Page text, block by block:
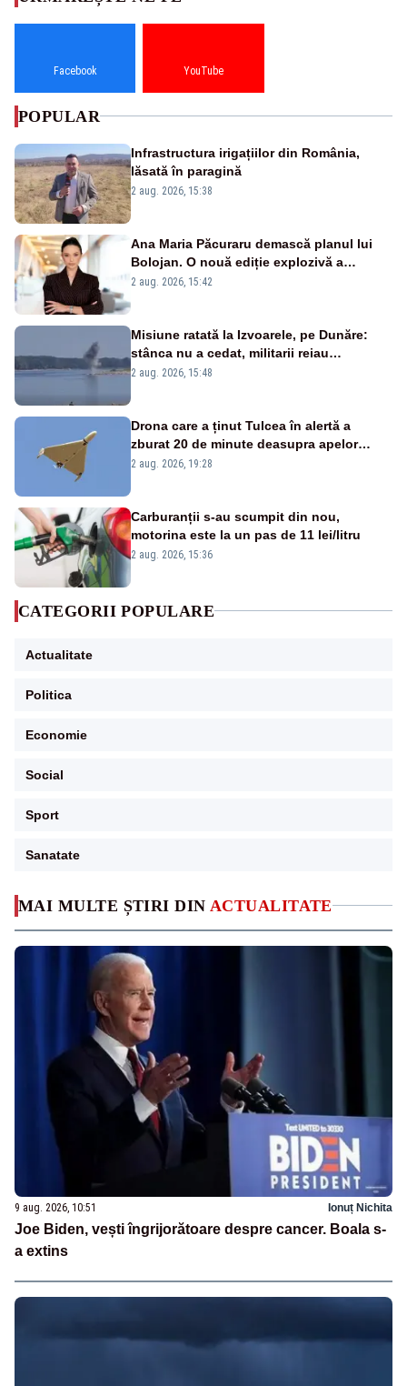
MAI MULTE ȘTIRI DIN ACTUALITATE
9 aug. 2026, 10:51 Ionuț Nichita
Joe Biden, vești îngrijorătoare despre cancer. Boala s-
a extins
Facebook YouTube
POPULAR
Infrastructura irigațiilor din România,
lăsată în paragină
2 aug. 2026, 15:38
Ana Maria Păcuraru demască planul lui
Bolojan. O nouă ediție explozivă a
emisiunii „Miza Zilei” la Realitatea PLUS
2 aug. 2026, 15:42
Misiune ratată la Izvoarele, pe Dunăre:
stânca nu a cedat, militarii reiau
detonările luni – VIDEO
2 aug. 2026, 15:48
Drona care a ținut Tulcea în alertă a
zburat 20 de minute deasupra apelor
României. Au fost ridicate două F-16
2 aug. 2026, 19:28
Carburanții s-au scumpit din nou,
motorina este la un pas de 11 lei/litru
2 aug. 2026, 15:36
CATEGORII POPULARE
Actualitate
Politica
Economie
Social
Sport
Sanatate